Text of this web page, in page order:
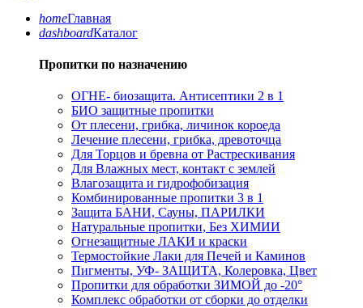
homeГлавная
dashboardКаталог
Пропитки по назначению
ОГНЕ- биозащита. Антисептики 2 в 1
БИО защитные пропитки
От плесени, грибка, личинок короеда
Лечение плесени, грибка, древоточца
Для Торцов и бревна от Растрескивания
Для Влажных мест, контакт с землей
Влагозащита и гидрофобизация
Комбинированные пропитки 3 в 1
Защита БАНИ, Сауны, ПАРИЛКИ
Натуральные пропитки, Без ХИМИИ
Огнезащитные ЛАКИ и краски
Термостойкие Лаки для Печей и Каминов
Пигменты, УФ- ЗАЩИТА, Колеровка, Цвет
Пропитки для обработки ЗИМОЙ до -20°
Комплекс обработки от сборки до отделки